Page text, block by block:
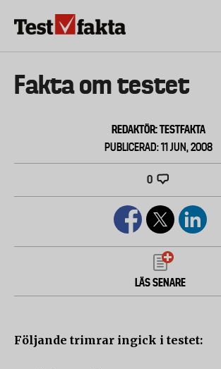
Huvudmeny
ny
Fakta om testet
REDAKTÖR: TESTFAKTA
PUBLICERAD: 11 JUN, 2008
0
LÄS SENARE
Följande trimrar ingick i testet: